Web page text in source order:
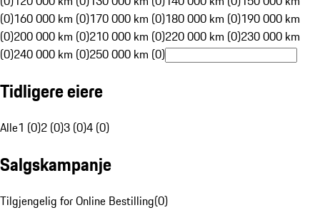
(0)160 000 km (0)170 000 km (0)180 000 km (0)190 000 km
(0)200 000 km (0)210 000 km (0)220 000 km (0)230 000 km
(0)240 000 km (0)250 000 km (0)
Tidligere eiere
Alle1 (0)2 (0)3 (0)4 (0)
Salgskampanje
Tilgjengelig for Online Bestilling(0)